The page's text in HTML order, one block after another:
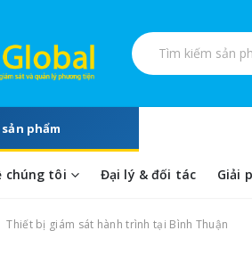
Tìm kiếm sản phẩm
phẩm
chúng tôi Đại lý & đối tác Giải
Thiết bị giám sát hành trình tại Bình Thuận